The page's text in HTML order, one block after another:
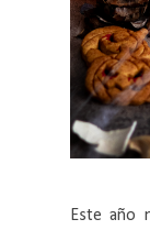
Este año